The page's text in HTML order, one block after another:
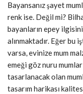
Bayansanız şayet
renk ise. Değil mi?
bayanların epey
alınmaktadır. Eğer bu
varsa, evinize mum
emeği göz nuru
tasarlanacak olan
tasarım harikası